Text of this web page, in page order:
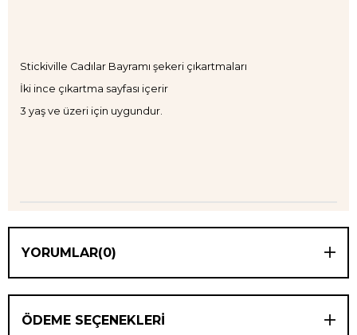
Stickiville Cadılar Bayramı şekeri çıkartmaları
İki ince çıkartma sayfası içerir
3 yaş ve üzeri için uygundur.
YORUMLAR(0)
ÖDEME SEÇENEKLERI